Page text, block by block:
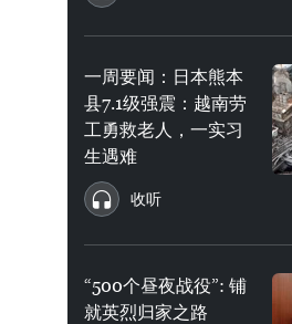
一周要闻：日本熊本
县7.1级强震：越南劳
工勇救老人，一实习
生遇难
收听
“500个昼夜战役”: 铺
就英烈归家之路